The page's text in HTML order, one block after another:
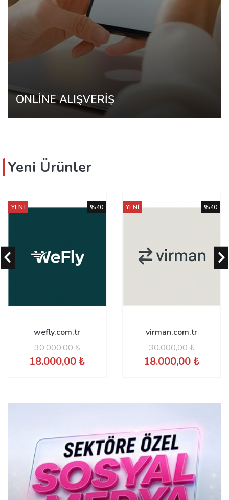
ONLİNE ALIŞVERİŞ
Yeni Ürünler
virman.com.tr
30.000,00 ₺
18.000,00 ₺
%40
YENİ
teppanyaki.com.tr
41.666,67 ₺
25.000,00 ₺
%40
YENİ